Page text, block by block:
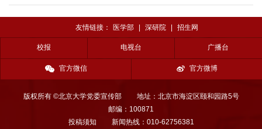
友情链接： 医学部 深研院 招生网
校报 电视台 广播台
官方微信 官方微博
版权所有 ©北京大学党委宣传部
地址：北京市海淀区颐和园路5号
邮编：100871
投稿须知
新闻热线：010-62756381